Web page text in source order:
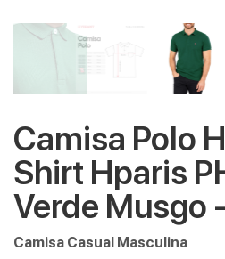
Camisa Polo
Shirt Hparis
Verde Musgo
Camisa Casual Masculina